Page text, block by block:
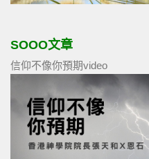
SOOO文章
信仰不像你預期video